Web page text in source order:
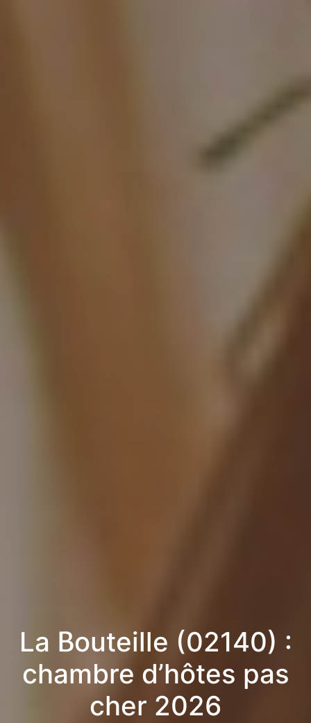
La Bouteille (02140) :
chambre d’hôtes pas
cher 2026